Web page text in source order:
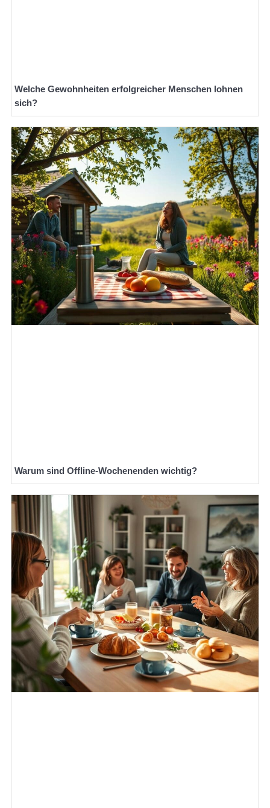
Welche Gewohnheiten erfolgreicher Menschen lohnen
sich?
Warum sind Offline-Wochenenden wichtig?